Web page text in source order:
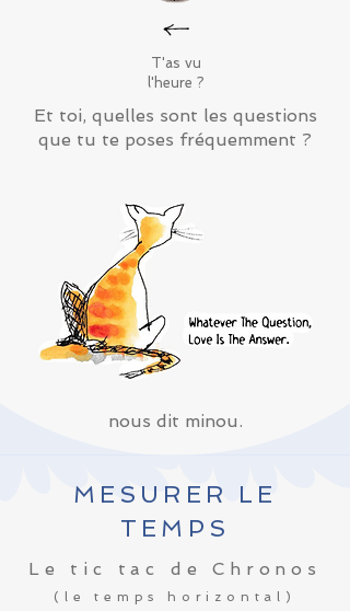
T'as vu
l'heure ?
Et toi, quelles sont les questions
que tu te poses fréquemment ?
nous dit minou.
MESURER LE
TEMPS
Le tic tac de Chronos
(le temps horizontal)